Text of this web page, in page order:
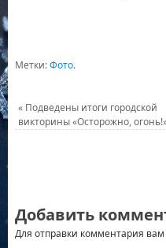
Метки:Фото.
«Подведены итоги городской
викторины «Осторожно,
Добавить
Для отправки комментария